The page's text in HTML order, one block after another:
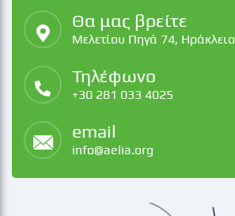
Θα μας βρείτε
Μελετίου Πηγά 74, Ηράκλειο
Τηλέφωνο
+30 281 033 4025
email
info@aelia.org